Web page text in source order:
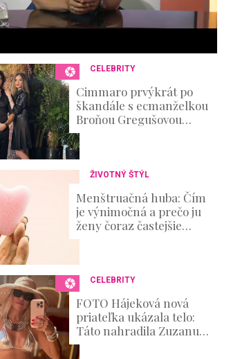
CELEBRITY
Cimmaro prvýkrát po
škandále s ecmanželkou
Broňou Gregušovou
prvýkrát prehovoril:
Existenčné problémy
ŽIVOTNÝ ŠTÝL
Menštruačná huba: Čím
je výnimočná a prečo ju
ženy čoraz častejšie
skúšajú?
CELEBRITY
FOTO Hájeková nová
priateľka ukázala telo:
Táto nahradila Zuzanu
Belohorcovú